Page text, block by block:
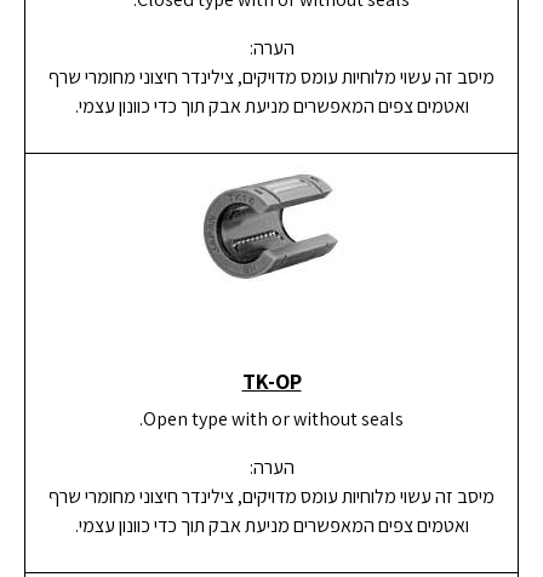
הערה:
מיסב זה עשוי מלוחיות עומס מדויקים, צילינדר חיצוני מחומרי שרף
ואטמים צפים המאפשרים מניעת אבק תוך כדי כוונון עצמי.
TK-OP
Open type with or without seals.
הערה:
מיסב זה עשוי מלוחיות עומס מדויקים, צילינדר חיצוני מחומרי שרף
ואטמים צפים המאפשרים מניעת אבק תוך כדי כוונון עצמי.